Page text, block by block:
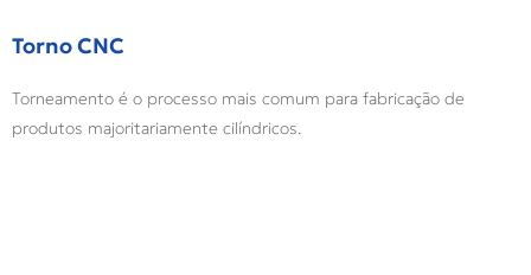
Torno CNC
Torneamento é o processo mais comum para fabricação de
produtos majoritariamente cilíndricos.